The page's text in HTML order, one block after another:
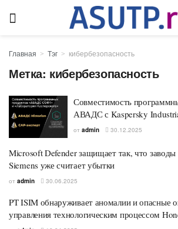
Главная Тэг кибербезопасность
Метка: кибербезопасность
Совместимость
АВАДС с Kaspersky
от admin 30.12.2025
Microsoft Defender защищает так, что заводы
Siemens уже считает убытки
от admin 30.06.2025
PT ISIM обнаруживает аномалии и опасные
управления технологическим процессом